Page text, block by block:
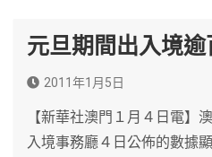
元旦期間出入境
2011年1月5日
【新華社澳門１月４日電】
入境事務廳４日公佈的數據